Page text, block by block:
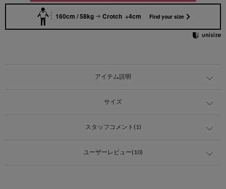
160cm / 58kg Crotch +4cm Find your size
アイテム説明
サイズ
スタッフコメント(1)
ユーザーレビュー(10)